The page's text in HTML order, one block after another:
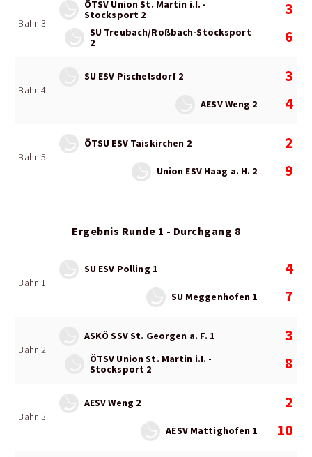
Bahn 3
ÖTSV Union St. Martin i.I. -
Stocksport 2
3
6
SU Treubach/Roßbach-Stocksport
2
Bahn 4
SU ESV Pischelsdorf 2
3
4
AESV Weng 2
Bahn 5
ÖTSU ESV Taiskirchen 2
2
9
Union ESV Haag a. H. 2
Ergebnis Runde 1 - Durchgang 8
Bahn 1
SU ESV Polling 1
4
7
SU Meggenhofen 1
Bahn 2
ASKÖ SSV St. Georgen a. F. 1
3
8
ÖTSV Union St. Martin i.I. -
Stocksport 2
Bahn 3
AESV Weng 2
2
10
AESV Mattighofen 1